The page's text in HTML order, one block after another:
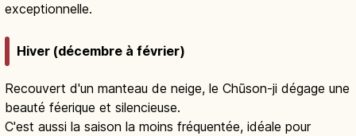
exceptionnelle.
Hiver (décembre à février)
Recouvert d'un manteau de neige, le Chūson-ji dégage une
beauté féerique et silencieuse.
C'est aussi la saison la moins fréquentée, idéale pour